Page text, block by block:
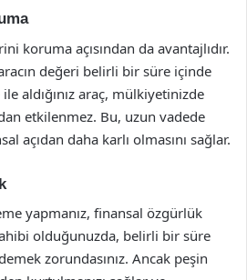
koruma açısından da avantajlıdır.
değeri belirli bir süre içinde
aldığınız araç, mülkiyetinizde
etkilenmez. Bu, uzun vadede
açıdan daha karlı olmasını sağlar.
yapmanız, finansal özgürlük
olduğunuzda, belirli bir süre
zorundasınız. Ancak peşin